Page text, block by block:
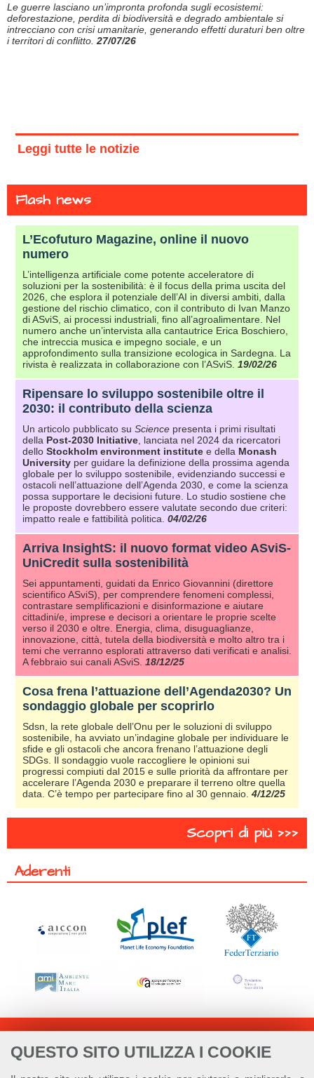
QUESTO SITO UTILIZZA I COOKIE
Le guerre lasciano un’impronta profonda sugli ecosistemi:
deforestazione, perdita di biodiversità e degrado ambientale si
intrecciano con crisi umanitarie, generando effetti duraturi ben oltre
i territori di conflitto.27/07/26
Leggi tutte le notizie
Flash news
L’Ecofuturo Magazine, online il nuovo
numero
L’intelligenza artificiale come potente acceleratore di
soluzioni per la sostenibilità: è il focus della prima uscita del
2026, che esplora il potenziale dell’AI in diversi ambiti, dalla
gestione del rischio climatico, con il contributo di Ivan Manzo
di ASviS, ai processi industriali, fino all’agroalimentare. Nel
numero anche un’intervista alla cantautrice Erica Boschiero,
che intreccia musica e impegno sociale, e un
approfondimento sulla transizione ecologica in Sardegna. La
rivista è realizzata in collaborazione con l’ASviS. 19/02/26
Ripensare lo sviluppo sostenibile oltre il
2030: il contributo della scienza
Un articolo pubblicato su Science presenta i primi risultati
della Post-2030 Initiative, lanciata nel 2024 da ricercatori
dello Stockholm environment institute e della Monash
University per guidare la definizione della prossima agenda
globale per lo sviluppo sostenibile, evidenziando successi e
ostacoli nell’attuazione dell’Agenda 2030, e come la scienza
possa supportare le decisioni future. Lo studio sostiene che
le proposte dovrebbero essere valutate secondo due criteri:
impatto reale e fattibilità politica. 04/02/26
Arriva InsightS: il nuovo format video ASviS-
UniCredit sulla sostenibilità
Sei appuntamenti, guidati da Enrico Giovannini (direttore
scientifico ASviS), per comprendere fenomeni complessi,
contrastare semplificazioni e disinformazione e aiutare
cittadini/e, imprese e decisori a orientare le proprie scelte
verso il 2030 e oltre. Energia, clima, disuguaglianze,
innovazione, città, tutela della biodiversità e molto altro tra i
temi che verranno esplorati attraverso dati verificati e analisi.
A febbraio sui canali ASviS. 18/12/25
Cosa frena l’attuazione dell’Agenda2030? Un
sondaggio globale per scoprirlo
Sdsn, la rete globale dell’Onu per le soluzioni di sviluppo
sostenibile, ha avviato un’indagine globale per individuare le
sfide e gli ostacoli che ancora frenano l’attuazione degli
SDGs. Il sondaggio vuole raccogliere le opinioni sui
progressi compiuti dal 2015 e sulle priorità da affrontare per
accelerare l’Agenda 2030 e preparare il terreno oltre quella
data. C’è tempo per partecipare fino al 30 gennaio. 4/12/25
Scopri di più >>>
Aderenti